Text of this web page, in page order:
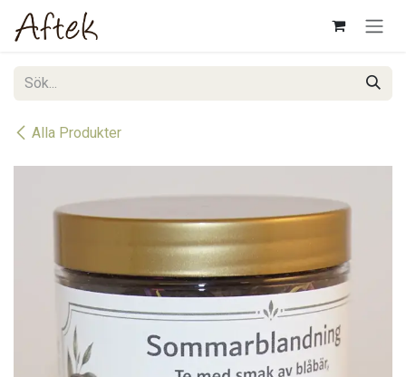
Hoppa till innehåll
Alla Produkter